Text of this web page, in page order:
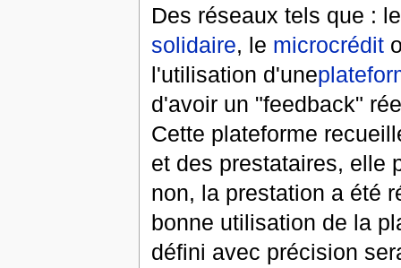
Des réseaux tels que :
solidaire, le microcrédit
l'utilisation d'une
d'avoir un "feedback"
Cette plateforme
et des prestataires, elle
non, la prestation a été
bonne utilisation de la
défini avec précision